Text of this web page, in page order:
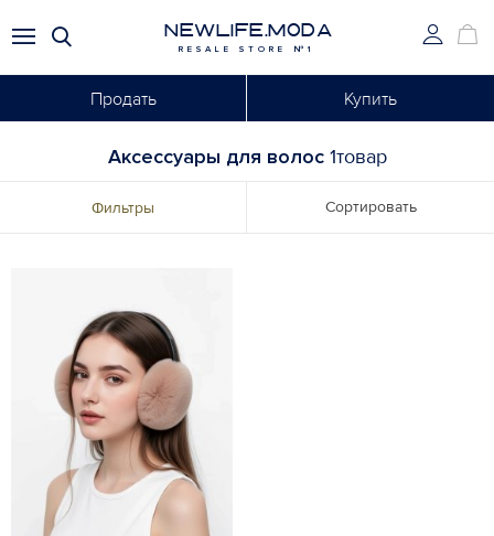
NEWLIFE.MODA
RESALE STORE №1
Продать Купить
Аксессуары для волос 1товар
Фильтры Сортировать